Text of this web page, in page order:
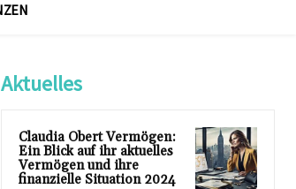
Aktuelles
Claudia Obert Vermögen:
Ein Blick auf ihr aktuelles
Vermögen und ihre
finanzielle Situation 2024